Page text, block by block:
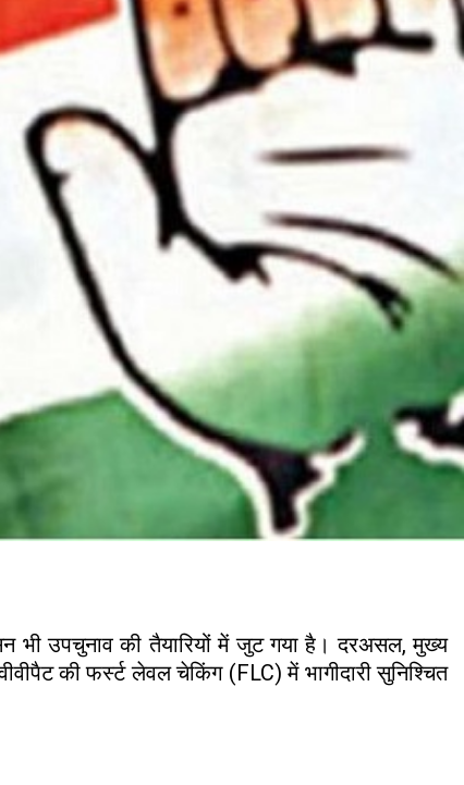
भी उपचुनाव की तैयारियों में जुट गया है। दरअसल, मुख्य
की फर्स्ट लेवल चेकिंग (FLC) में भागीदारी सुनिश्चित